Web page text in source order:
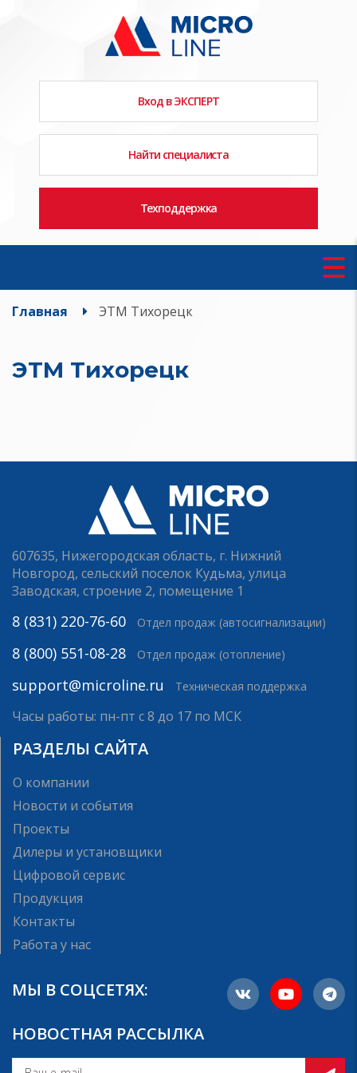
Вход в ЭКСПЕРТ
Найти специалиста
Техподдержка
Главная ЭТМ Тихорецк
ЭТМ Тихорецк
607635, Нижегородская область, г. Нижний
Новгород, сельский поселок Кудьма, улица
Заводская, строение 2, помещение 1
8 (831) 220-76-60 Отдел продаж (автосигнализации)
8 (800) 551-08-28 Отдел продаж (отопление)
support@microline.ru Техническая поддержка
Часы работы: пн-пт с 8 до 17 по МСК
РАЗДЕЛЫ САЙТА
О компании
Новости и события
Проекты
Дилеры и установщики
Цифровой сервис
Продукция
Контакты
Работа у нас
МЫ В СОЦСЕТЯХ:
НОВОСТНАЯ РАССЫЛКА